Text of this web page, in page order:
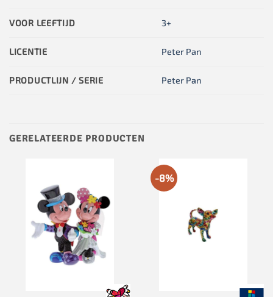
VOOR LEEFTIJD 3+
LICENTIE Peter Pan
PRODUCTLIJN / SERIE Peter Pan
GERELATEERDE PRODUCTEN
-8%